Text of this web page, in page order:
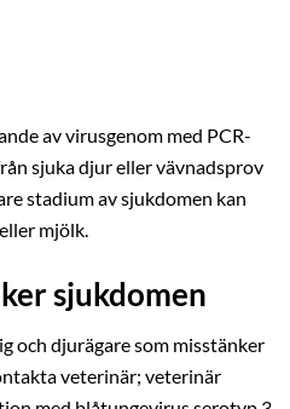
av virusgenom med PCR-
sjuka djur eller vävnadsprov
stadium av sjukdomen kan
mjölk.
sjukdomen
och djurägare som misstänker
veterinär; veterinär